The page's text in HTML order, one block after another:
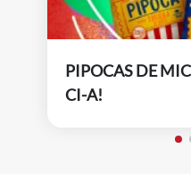
PIPOCAS DE
CI-A!